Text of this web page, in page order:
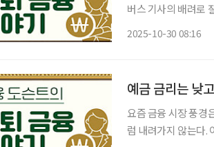
버스 기사의 배려로
2025-10-30 08:16
예금 금리는 낮
요즘 금융 시장 풍경
럼 내려가지 않는다.